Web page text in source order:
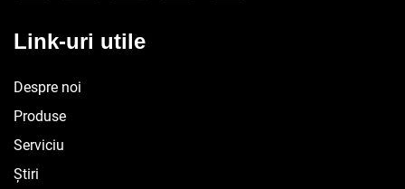
Link-uri utile
Despre noi
Produse
Serviciu
Știri